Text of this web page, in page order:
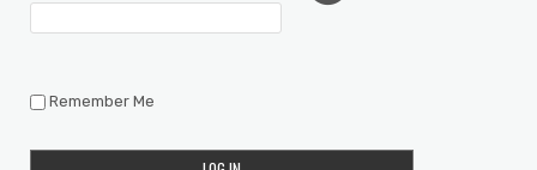
Remember Me